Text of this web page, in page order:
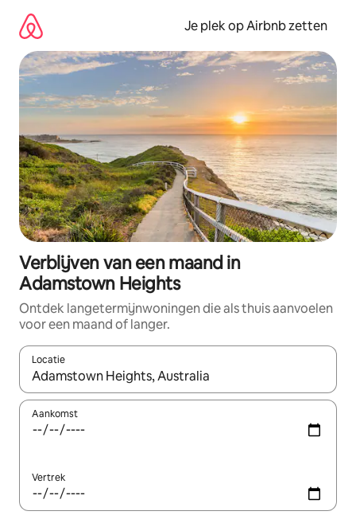
direct
naar
inhoud
Je plek op Airbnb zetten
Verblijven van een maand in
Adamstown Heights
Ontdek langetermijnwoningen die als thuis aanvoelen
voor een maand of langer.
Locatie
Wanneer er resultaten beschikbaar zijn, maak je een keuze
Aankomst
Vertrek